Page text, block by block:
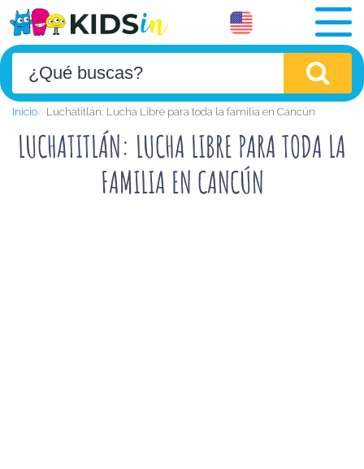
Inicio Luchatitlán: Lucha Libre para toda la familia en Cancún
LUCHATITLÁN: LUCHA LIBRE PARA TODA LA
FAMILIA EN CANCÚN